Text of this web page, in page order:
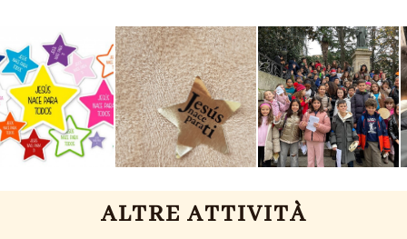
ALTRE ATTIVITÀ